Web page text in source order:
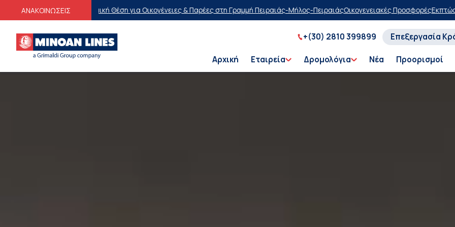
ΑΝΑΚΟΙΝΩΣΕΙΣ
για Οικογένειες & Παρέες στη Γραμμή Πειραιάς-Μήλος-ΠειραιάςΟικογενειακές ΠροσφορέςΕκπτώσεις στα ημερήσια δρομολόγια
+(30) 2810 399899 Επεξεργασία
Αρχική Εταιρεία Δρομολόγια Νέα Προορισμοί